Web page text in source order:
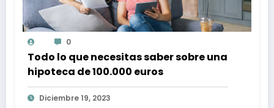
0
Todo lo que necesitas saber sobre una
hipoteca de 100.000 euros
Diciembre 19, 2023